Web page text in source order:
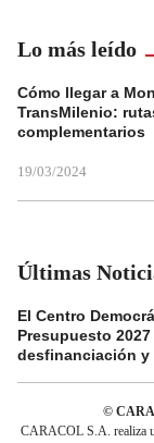
Lo más leído
Cómo llegar a
TransMilenio:
complementarios
19/03/2024
Últimas
El Centro
Presupuesto
desfinanciación
©
CARACOL S.A. realiza